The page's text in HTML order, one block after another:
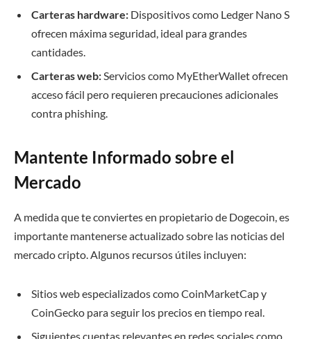
Carteras hardware: Dispositivos como Ledger Nano S
ofrecen máxima seguridad, ideal para grandes
cantidades.
Carteras web:Servicios como MyEtherWallet ofrecen
acceso fácil pero requieren precauciones adicionales
contra phishing.
Mantente Informado sobre el
Mercado
A medida que te conviertes en propietario de Dogecoin, es
importante mantenerse actualizado sobre las noticias del
mercado cripto. Algunos recursos útiles incluyen:
Sitios web especializados como CoinMarketCap y
CoinGecko para seguir los precios en tiempo real.
Siguientes cuentas relevantes en redes sociales como